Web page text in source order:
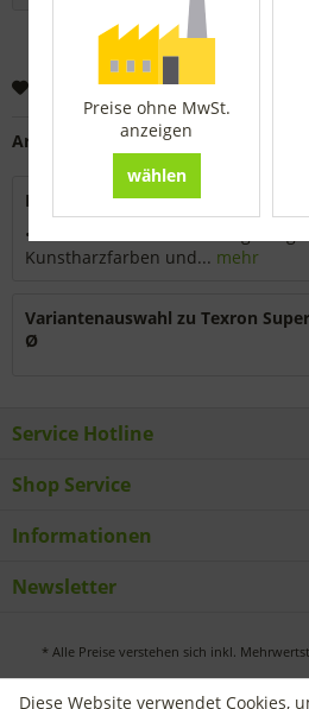
Merken
Artikel-Nr.:
Beschreibung
• Florhöhe 7 mm • Hervorragend
Kunstharzfarben und... mehr
Variantenauswahl zu Texron
Ø
Service Hotline
Shop Service
Informationen
Newsletter
* Alle Preise verstehen sich inkl.
Diese Website verwendet Cookies,
Preise ohne MwSt.
anzeigen
wählen